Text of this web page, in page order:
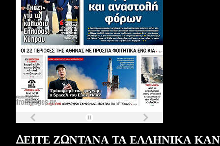
ΔΕΙΤΕ ΖΩΝΤΑΝΑ ΤΑ ΕΛΛΗΝΙΚΑ